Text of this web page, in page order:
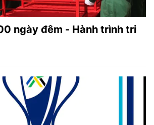
ngày đêm - Hành trình tri